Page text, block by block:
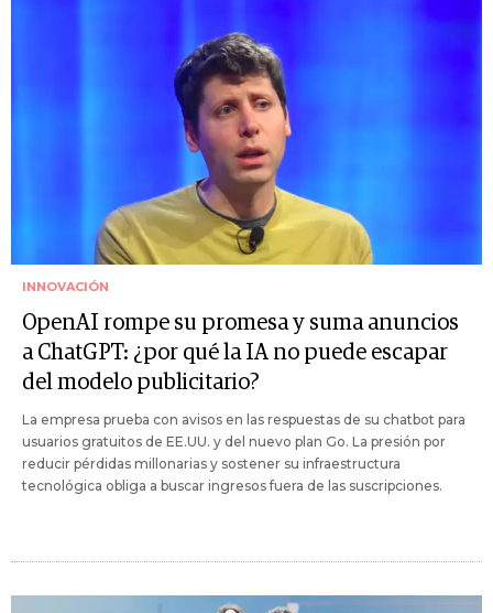
INNOVACIÓN
OpenAI rompe su promesa y suma anuncios
a ChatGPT: ¿por qué la IA no puede escapar
del modelo publicitario?
La empresa prueba con avisos en las respuestas de su chatbot para
usuarios gratuitos de EE.UU. y del nuevo plan Go. La presión por
reducir pérdidas millonarias y sostener su infraestructura
tecnológica obliga a buscar ingresos fuera de las suscripciones.